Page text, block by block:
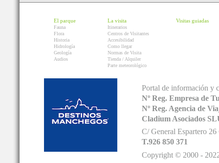
El parque
Fauna
Flora
Historia
Hidrología
Geología
Audios
La visita
Itinerarios
Centros de Visitantes
Accesibilidad
Como llegar
Normas de Visita
Tienda / Alquiler
Parte meteorológico
Visitas guiadas
Portal de información y
Nº Reg. Empresa de
Nº Reg. Agencia de
Cladium Asociados
C/ General Espartero
T.926 850 371
Copyright © 2000 -